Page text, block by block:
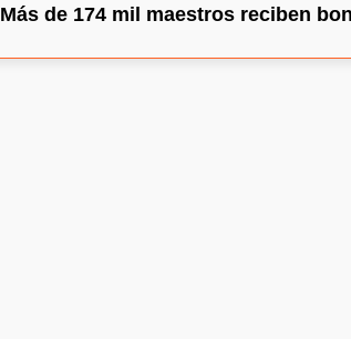
Más de 174 mil maestros reciben